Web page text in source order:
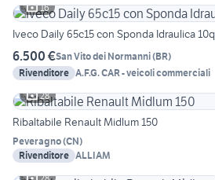
16
Iveco Daily 65c15 con Sponda Idraulica 10q
6.500 €San Vito dei Normanni(BR)
Rivenditore A.F.G. CAR - veicoli commerciali
28
Ribaltabile Renault Midlum 150
Peveragno(CN)
Rivenditore ALLIAM